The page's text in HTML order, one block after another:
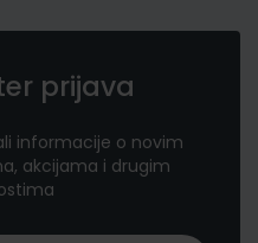
prijava
informacije o novim
akcijama i drugim